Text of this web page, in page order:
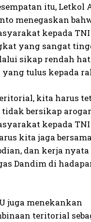
itu, Letkol
menegaskan
kepada
yang sangat
sikap rendah
tulus kepada
kita harus
bersikap
kepada
kita jaga
dan kerja
Dandim di
juga menekankan
teritorial